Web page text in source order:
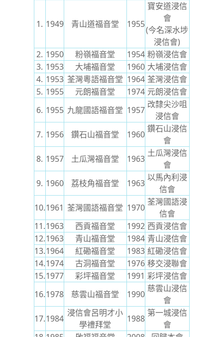
1. 1949 青山道福音堂 1955
寶安道浸信
會
(今名深水埗
浸信會)
2. 1950 粉嶺福音堂 1954 粉嶺浸信會
3. 1953 大埔福音堂 1960 大埔浸信會
4. 1953 荃灣粵語福音堂 1964 荃灣浸信會
5. 1955 元朗福音堂 1974 元朗浸信會
6. 1955 九龍國語福音堂 1957
改隸尖沙咀
浸信會
7. 1956 鑽石山福音堂 1960
鑽石山浸信
會
8. 1957 土瓜灣福音堂 1963
土瓜灣浸信
會
9. 1960 荔枝角福音堂 1963
以馬內利浸
信會
10.1961 荃灣國語福音堂 1970
荃灣國語浸
信會
11.1963 西貢福音堂 1992 西貢浸信會
12.1963 青山福音堂 1984 青山浸信會
13.1964 紅磡福音堂 1983 紅磡浸信會
14.1974 古洞福音堂 1976 移交浸聯會
15.1977 彩坪福音堂 1991 彩坪浸信會
16.1978 慈雲山福音堂 1990
慈雲山浸信
會
17.1984
浸信會呂明才小
學禮拜堂
1988
第一城浸信
會